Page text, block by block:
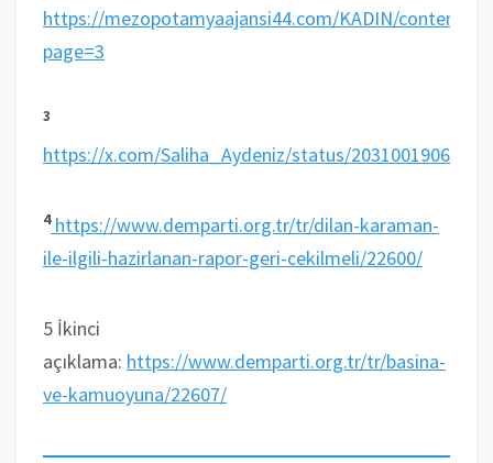
https://mezopotamyaajansi44.com/KADIN/content/
page=3
3
https://x.com/Saliha_Aydeniz/status/
4https://www.demparti.org.tr/tr/dilan-karaman-
ile-ilgili-hazirlanan-rapor-geri-cekilmeli/22600/
5 İkinci
açıklama: https://www.demparti.org.tr/tr/basina-
ve-kamuoyuna/22607/